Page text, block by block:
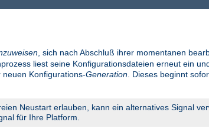
, sich nach Abschluß ihrer momentanen
liest seine Konfigurationsdateien erneut ein
Konfigurations-Generation. Dieses beginnt
Neustart erlauben, kann ein alternatives Signal
für Ihre Platform.